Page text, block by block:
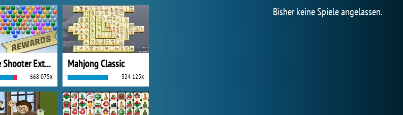
Bubble Shooter Extreme
668 075x
Mahjong Classic
324 125x
Bisher keine Spiele angelassen.